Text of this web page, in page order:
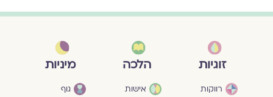
זוגיות
רווקות
הלכה
אישות
מיניות
גוף